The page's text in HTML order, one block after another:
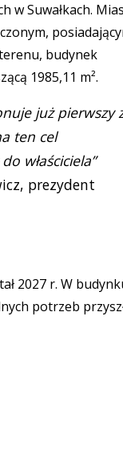
w Suwałkach.
budynek
1985,11 m².
już pierwszy
ten cel
właściciela”
prezydent
2027 r. W
potrzeb